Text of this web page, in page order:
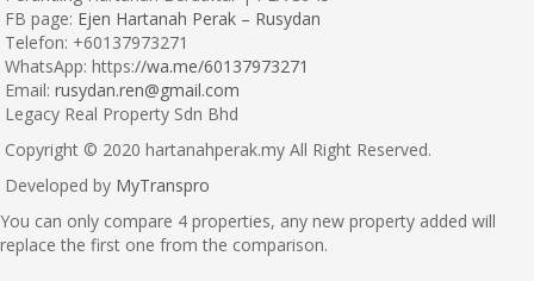
FB page: Ejen Hartanah Perak – Rusydan
Telefon: +60137973271
WhatsApp: https://wa.me/60137973271
Email: rusydan.ren@gmail.com
Legacy Real Property Sdn Bhd
Copyright © 2020 hartanahperak.my All Right Reserved.
Developed by MyTranspro
You can only compare 4 properties, any new property added will
replace the first one from the comparison.